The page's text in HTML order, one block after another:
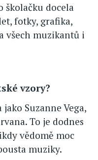
školačku docela
fotky, grafika,
všech muzikantů i
vzory?
Suzanne Vega,
To je dodnes
vědomě moc
muziky.